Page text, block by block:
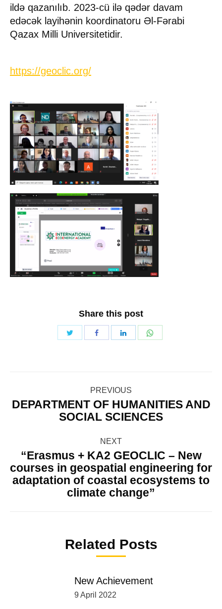
ildə qazanılıb. 2023-cü ilə qədər davam
edəcək layihənin koordinatoru Əl-Fərabi
Qazax Milli Universitetidir.
https://geoclic.org/
Share this post
ShareShare Share
navigationPREVIOUS
Previous
post:
DEPARTMENT OF HUMANITIES AND
SOCIAL SCIENCES
NEXT
Next
post:
“Erasmus + KA2 GEOCLIC – New
courses in geospatial engineering for
adaptation of coastal ecosystems to
climate change”
Related Posts
New Achievement
9 April 2022